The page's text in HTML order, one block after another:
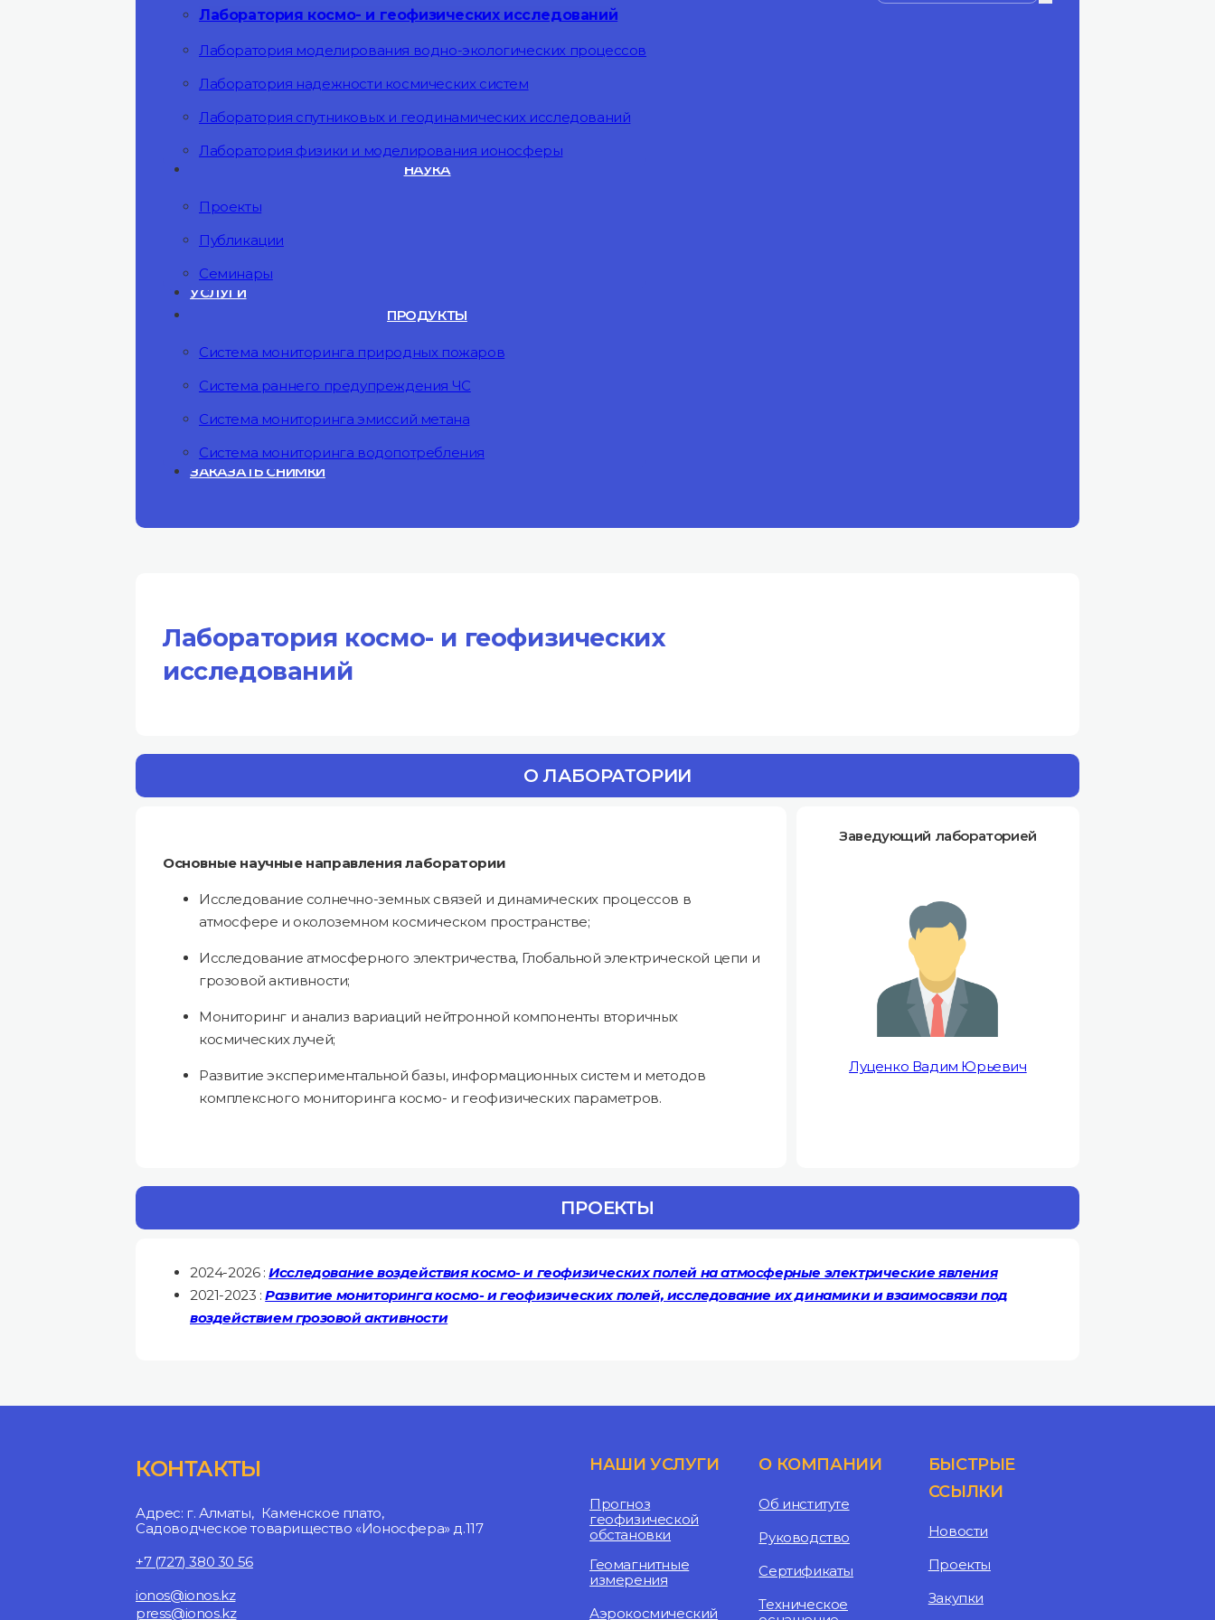
Лаборатория космо- и геофизических исследований
Лаборатория моделирования водно-экологических процессов
Лаборатория надежности космических систем
Лаборатория спутниковых и геодинамических исследований
Лаборатория физики и моделирования ионосферы
НАУКА
Проекты
Публикации
Семинары
УСЛУГИ
ПРОДУКТЫ
Система мониторинга природных пожаров
Система раннего предупреждения ЧС
Система мониторинга эмиссий метана
Система мониторинга водопотребления
ЗАКАЗАТЬ СНИМКИ
Лаборатория космо- и геофизических
исследований
О ЛАБОРАТОРИИ
Основные научные направления лаборатории
Исследование солнечно-земных связей и динамических процессов в
атмосфере и околоземном космическом пространстве;
Исследование атмосферного электричества, Глобальной электрической цепи и
грозовой активности;
Мониторинг и анализ вариаций нейтронной компоненты вторичных
космических лучей;
Развитие экспериментальной базы, информационных систем и методов
комплексного мониторинга космо- и геофизических параметров.
Заведующий лабораторией
Луценко Вадим Юрьевич
ПРОЕКТЫ
2024-2026 :Исследование воздействия космо- и геофизических полей на атмосферные электрические явления
2021-2023 :Развитие мониторинга космо- и геофизических полей, исследование их динамики и взаимосвязи под
воздействием грозовой активности
КОНТАКТЫ
Адрес: г. Алматы, Каменское плато,
Садоводческое товарищество «Ионосфера» д.117
+7 (727) 380 30 56
ionos@ionos.kz
press@ionos.kz
НАШИ УСЛУГИ
Прогноз
геофизической
обстановки
Геомагнитные
измерения
Аэрокосмический
О КОМПАНИИ
Об институте
Руководство
Сертификаты
Техническое
БЫСТРЫЕ
ССЫЛКИ
Новости
Проекты
Закупки